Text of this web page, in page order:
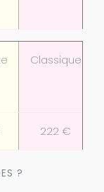
Classique
222 €
?